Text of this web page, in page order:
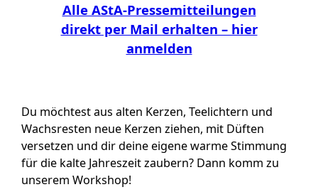
Alle AStA-Pressemitteilungen
direkt per Mail erhalten – hier
anmelden
Du möchtest aus alten Kerzen, Teelichtern und
Wachsresten neue Kerzen ziehen, mit Düften
versetzen und dir deine eigene warme Stimmung
für die kalte Jahreszeit zaubern? Dann komm zu
unserem Workshop!